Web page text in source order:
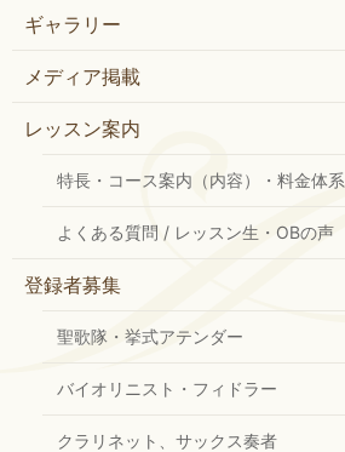
ギャラリー
メディア掲載
レッスン案内
特長・コース案内（内容）・料金体系
よくある質問 / レッスン生・OBの声
登録者募集
聖歌隊・挙式アテンダー
バイオリニスト・フィドラー
クラリネット、サックス奏者